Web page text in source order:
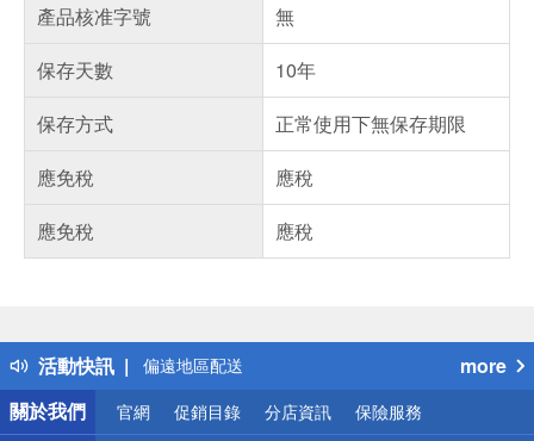
產品核准字號
無
保存天數
10年
保存方式
正常使用下無保存期限
應免稅
應稅
應免稅
應稅
活動快訊
詐騙網頁！請小心！
銀行優惠
偏遠地區配送
詐騙網頁！請小心！
more
關於我們
官網 促銷目錄 分店資訊 保險服務